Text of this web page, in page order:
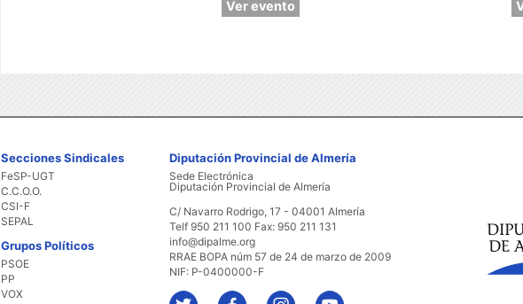
Ver evento
Secciones Sindicales
FeSP-UGT
C.C.O.O.
CSI-F
SEPAL
Grupos Políticos
PSOE
PP
VOX
Diputación Provincial de Almería
Sede Electrónica
Diputación Provincial de Almería
C/ Navarro Rodrigo, 17 - 04001 Almería
Telf 950 211 100 Fax: 950 211 131
info@dipalme.org
RRAE BOPA núm 57 de 24 de marzo de 2009
NIF: P-0400000-F